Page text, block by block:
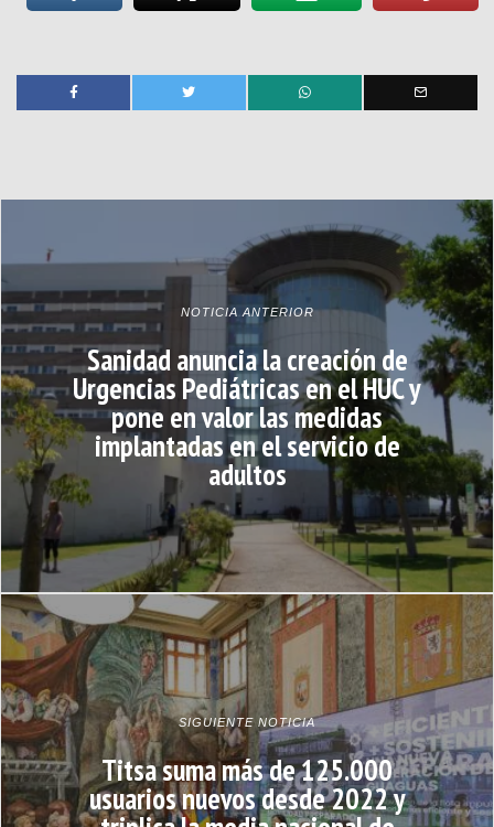
NOTICIA ANTERIOR
Sanidad anuncia la creación de
Urgencias Pediátricas en el HUC y
pone en valor las medidas
implantadas en el servicio de
adultos
SIGUIENTE NOTICIA
Titsa suma más de 125.000
usuarios nuevos desde 2022 y